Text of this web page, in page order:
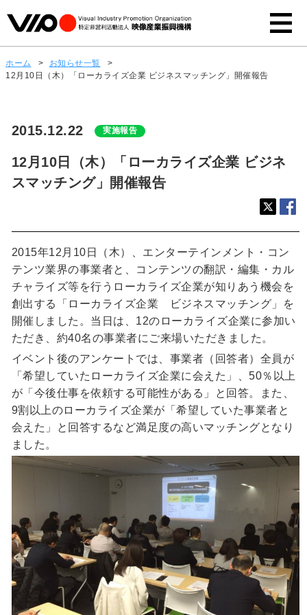
ホーム > お知らせ一覧
>
12月10日（木）「ローカライズ企業 ビジネスマッチング」開催報告
2015.12.22 実施報告
12月10日（木）「ローカライズ企業 ビジネ
スマッチング」開催報告
2015年12月10日（木）、エンターテインメント・コン
テンツ業界の事業者と、コンテンツの翻訳・編集・カル
チャライズ等を行うローカライズ企業が知りあう機会を
創出する「ローカライズ企業 ビジネスマッチング」を
開催しました。当日は、12のローカライズ企業に参加い
ただき、約40名の事業者にご来場いただきました。
イベント後のアンケートでは、事業者（回答者）全員が
「希望していたローカライズ企業に会えた」、50％以上
が「今後仕事を依頼する可能性がある」と回答。また、
9割以上のローカライズ企業が「希望していた事業者と
会えた」と回答するなど満足度の高いマッチングとなり
ました。